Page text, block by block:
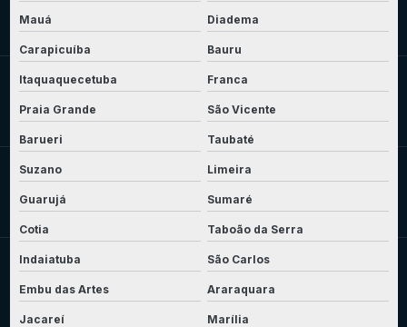
Mauá Diadema
Carapicuíba Bauru
Itaquaquecetuba Franca
Praia Grande São Vicente
Barueri Taubaté
Suzano Limeira
Guarujá Sumaré
Cotia Taboão da Serra
Indaiatuba São Carlos
Embu das Artes Araraquara
Jacareí Marília